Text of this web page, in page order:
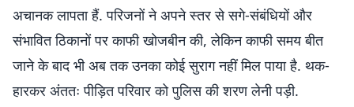
अचानक लापता हैं. परिजनों ने अपने स्तर से सगे-संबंधियों और
संभावित ठिकानों पर काफी खोजबीन की, लेकिन काफी समय बीत
जाने के बाद भी अब तक उनका कोई सुराग नहीं मिल पाया है. थक-
हारकर अंततः पीड़ित परिवार को पुलिस की शरण लेनी पड़ी.